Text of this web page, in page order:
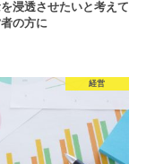
浸透させたいと考えて
の方に
経営